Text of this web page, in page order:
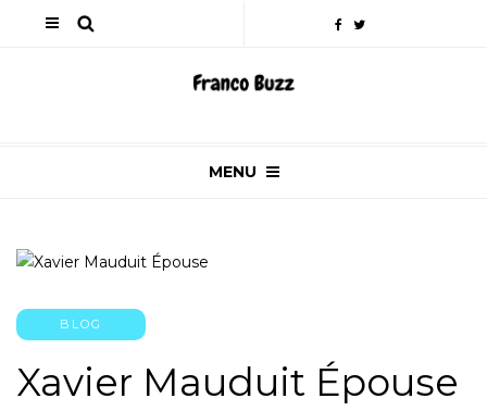
MENU
BLOG
Xavier Mauduit Épouse